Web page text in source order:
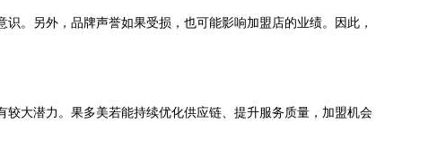
。另外，品牌声誉如果受损，也可能影响加盟店的业绩。因此，
大潜力。果多美若能持续优化供应链、提升服务质量，加盟机会